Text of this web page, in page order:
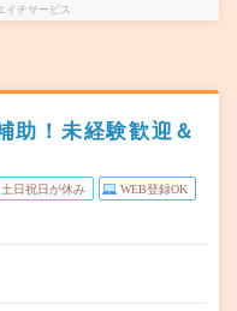
イチサービス
助！未経験歓迎＆
土日祝日が休み WEB登録OK